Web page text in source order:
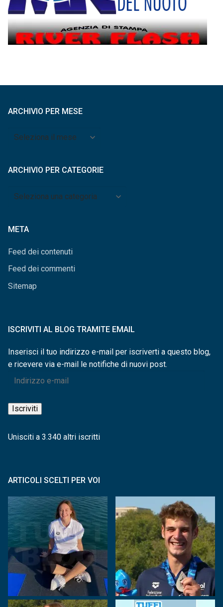
ARCHIVIO PER MESE
Archivio
ARCHIVIO PER CATEGORIE
Archivio
META
Feed dei contenuti
Feed dei commenti
Sitemap
ISCRIVITI AL BLOG TRAMITE EMAIL
Inserisci il tuo indirizzo e-mail per iscriverti a questo blog,
e ricevere via e-mail le notifiche di nuovi post.
Indirizzo
mail
Iscriviti
Unisciti a 3.340 altri iscritti
ARTICOLI SCELTI PER VOI